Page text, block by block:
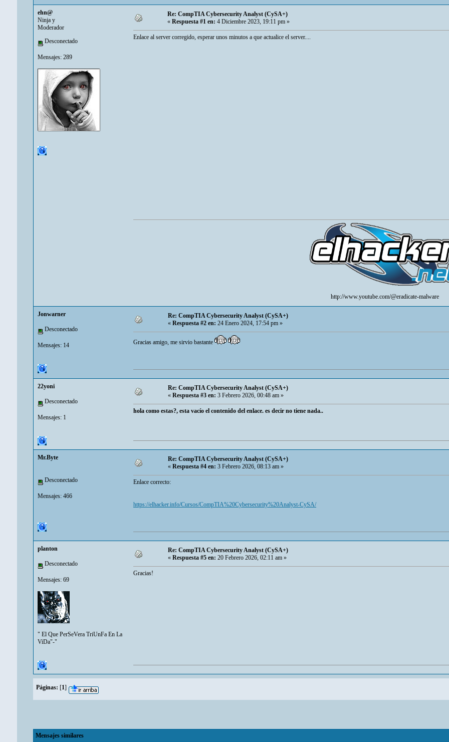
ehn@
Ninja y
Moderador
Desconectado
Mensajes: 289
Re: CompTIA Cybersecurity Analyst (CySA+)
« Respuesta #1 en: 4 Diciembre 2023, 19:11 pm »
Enlace al server corregido, esperar unos minutos a que actualice el server....
http://www.youtube.com/@eradicate-malware
Jonwarner
Desconectado
Mensajes: 14
Re: CompTIA Cybersecurity Analyst (CySA+)
«Respuesta #2 en:24 Enero 2024, 17:54 pm »
Gracias amigo, me sirvio bastante
22yoni
Desconectado
Mensajes: 1
Re: CompTIA Cybersecurity Analyst (CySA+)
« Respuesta #3 en: 3 Febrero 2026, 00:48 am »
hola como estas?, esta vacío el contenido del enlace. es decir no tiene nada..
Mr.Byte
Desconectado
Mensajes: 466
Re: CompTIA Cybersecurity Analyst (CySA+)
«Respuesta #4 en:3 Febrero 2026, 08:13 am »
Enlace correcto:
https://elhacker.info/Cursos/CompTIA%20Cybersecurity%20Analyst-CySA/
planton
Desconectado
Mensajes: 69
" El Que PerSeVera TriUnFa En La
ViDa"-"
Re: CompTIA Cybersecurity Analyst (CySA+)
« Respuesta #5 en: 20 Febrero 2026, 02:11 am »
Gracias!
Páginas: [1]
Mensajes similares